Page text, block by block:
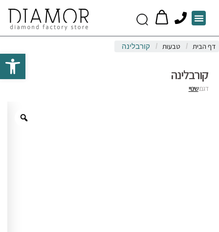
Open toolbar
P
o
n
e
Menu
דף הבית / טבעות / קורבלינה
קורבלינה
דגם:שינויי